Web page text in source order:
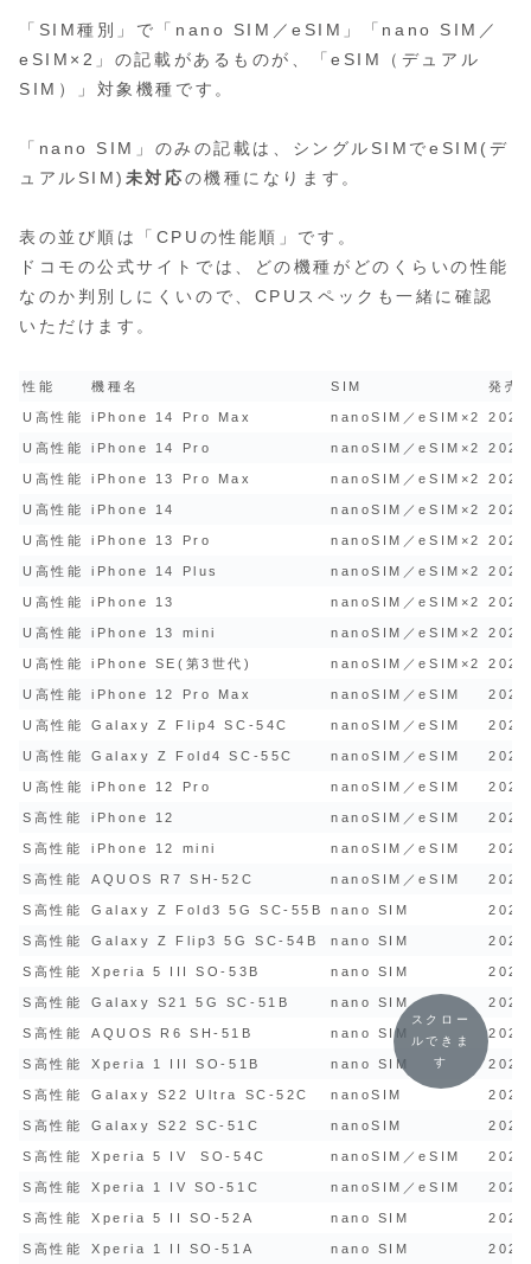
「SIM種別」で「nano SIM／eSIM」「nano SIM／
eSIM×2」の記載があるものが、「eSIM（デュアル
SIM）」対象機種です。
「nano SIM」のみの記載は、シングルSIMでeSIM(デ
ュアルSIM) 未対応の機種になります。
表の並び順は「CPUの性能順」です。
ドコモの公式サイトでは、どの機種がどのくらいの性能
なのか判別しにくいので、CPUスペックも一緒に確認
いただけます。
性能 機種名 SIM 発売
U高性能 iPhone 14 Pro Max nanoSIM／eSIM×2
U高性能 iPhone 14 Pro nanoSIM／eSIM×2
U高性能 iPhone 13 Pro Max nanoSIM／eSIM×2
U高性能 iPhone 14 nanoSIM／eSIM×2
U高性能 iPhone 13 Pro nanoSIM／eSIM×2
U高性能 iPhone 14 Plus nanoSIM／eSIM×2
U高性能 iPhone 13 nanoSIM／eSIM×2
U高性能 iPhone 13 mini nanoSIM／eSIM×2
U高性能 iPhone SE(第3世代) nanoSIM／eSIM×2
U高性能 iPhone 12 Pro Max nanoSIM／eSIM
U高性能 Galaxy Z Flip4 SC-54C nanoSIM／eSIM
U高性能 Galaxy Z Fold4 SC-55C nanoSIM／eSIM
U高性能 iPhone 12 Pro nanoSIM／eSIM
S高性能 iPhone 12 nanoSIM／eSIM
S高性能 iPhone 12 mini nanoSIM／eSIM
S高性能 AQUOS R7 SH-52C nanoSIM／eSIM
S高性能 Galaxy Z Fold3 5G SC-55B nano SIM
S高性能 Galaxy Z Flip3 5G SC-54B nano SIM
S高性能 Xperia 5 III SO-53B nano SIM
S高性能 Galaxy S21 5G SC-51B nano SIM
S高性能 AQUOS R6 SH-51B nano SIM
S高性能 Xperia 1 III SO-51B nano SIM
S高性能 Galaxy S22 Ultra SC-52C nanoSIM
S高性能 Galaxy S22 SC-51C nanoSIM
S高性能 Xperia 5 IV SO-54C nanoSIM／eSIM
S高性能 Xperia 1 IV SO-51C nanoSIM／eSIM
S高性能 Xperia 5 II SO-52A nano SIM
S高性能 Xperia 1 II SO-51A nano SIM
スクロー
ルできま
す